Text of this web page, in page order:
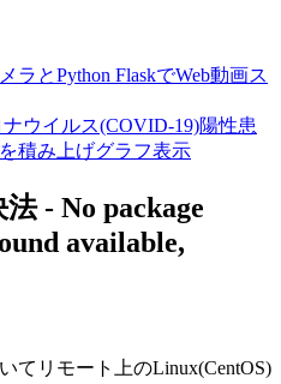
ラとPython FlaskでWeb動画ス
ウイルス(COVID-19)陽性患
積み上げグラフ表示
- No package
available,
てリモート上のLinux(CentOS)